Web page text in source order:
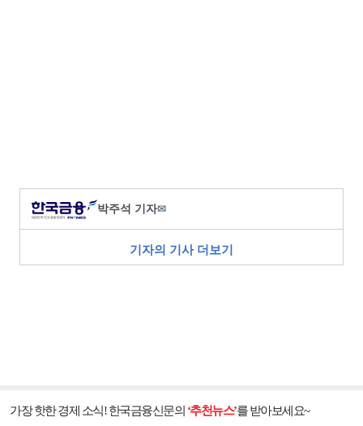
박주석 기자✉
기자의 기사 더보기
가장 핫한 경제 소식! 한국금융신문의 ‘추천뉴스’를 받아보세요~